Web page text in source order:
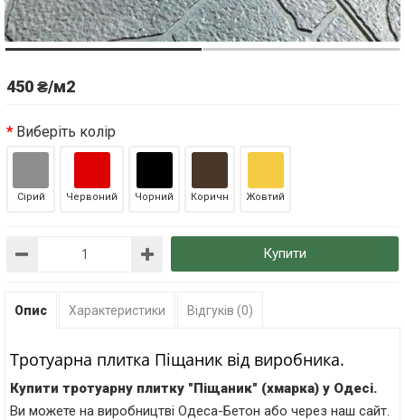
450 ₴/м2
Виберіть колір
Сірий Червоний Чорний Коричн Жовтий
Купити
Опис Характеристики Відгуків (0)
Тротуарна плитка Піщаник від виробника.
Купити тротуарну плитку "Піщаник" (хмарка) у Одесі.
Ви можете на виробництві Одеса-Бетон або через наш сайт.